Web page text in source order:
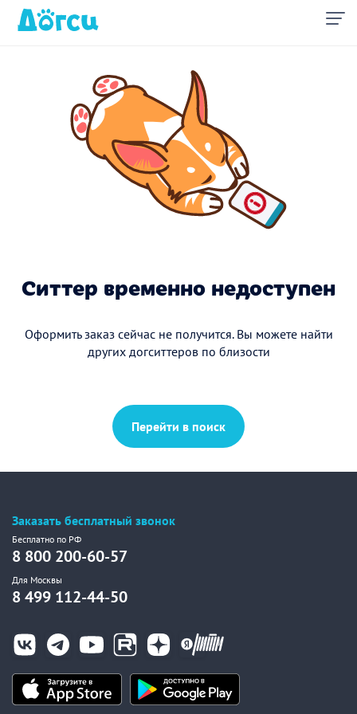
Ситтер временно недоступен
Оформить заказ сейчас не получится. Вы можете найти
других догситтеров по близости
Перейти в поиск
Заказать бесплатный звонок
Бесплатно по РФ
8 800 200-60-57
Для Москвы
8 499 112-44-50